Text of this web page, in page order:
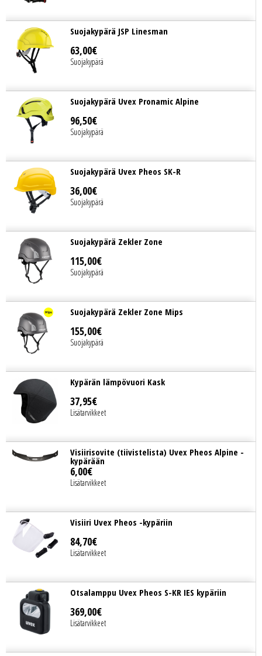
Suojakypärä JSP Linesman
63,00€
Suojakypärä
Suojakypärä Uvex Pronamic Alpine
96,50€
Suojakypärä
Suojakypärä Uvex Pheos SK-R
36,00€
Suojakypärä
Suojakypärä Zekler Zone
115,00€
Suojakypärä
Suojakypärä Zekler Zone Mips
155,00€
Suojakypärä
Kypärän lämpövuori Kask
37,95€
Lisätarvikkeet
Visiirisovite (tiivistelista) Uvex Pheos Alpine -
kypärään
6,00€
Lisätarvikkeet
Visiiri Uvex Pheos -kypäriin
84,70€
Lisätarvikkeet
Otsalamppu Uvex Pheos S-KR IES kypäriin
369,00€
Lisätarvikkeet